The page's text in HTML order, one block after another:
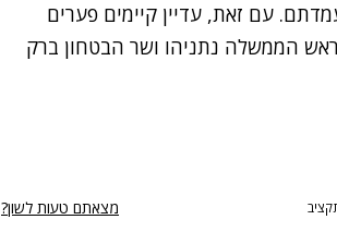
עם זאת, עדיין קיימים פערים
הממשלה נתניהו ושר הבטחון ברק
מצאתם טעות לשון?